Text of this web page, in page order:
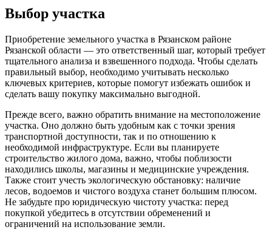
Выбор участка
Приобретение земельного участка в Рязанском районе
Рязанской области — это ответственный шаг, который требует
тщательного анализа и взвешенного подхода. Чтобы сделать
правильный выбор, необходимо учитывать несколько
ключевых критериев, которые помогут избежать ошибок и
сделать вашу покупку максимально выгодной.
Прежде всего, важно обратить внимание на местоположение
участка. Оно должно быть удобным как с точки зрения
транспортной доступности, так и по отношению к
необходимой инфраструктуре. Если вы планируете
строительство жилого дома, важно, чтобы поблизости
находились школы, магазины и медицинские учреждения.
Также стоит учесть экологическую обстановку: наличие
лесов, водоемов и чистого воздуха станет большим плюсом.
Не забудьте про юридическую чистоту участка: перед
покупкой убедитесь в отсутствии обременений и
ограничений на использование земли.